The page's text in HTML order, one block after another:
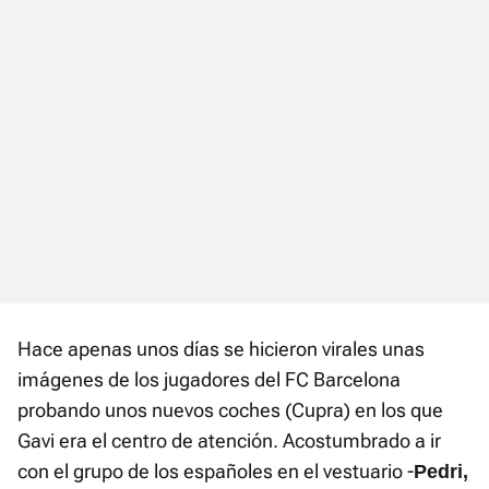
Hace apenas unos días se hicieron virales unas
imágenes de los jugadores del FC Barcelona
probando unos nuevos coches (Cupra) en los que
Gavi era el centro de atención. Acostumbrado a ir
con el grupo de los españoles en el vestuario -Pedri,